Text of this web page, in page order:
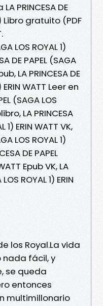
PRINCESA DE
Libro gratuito (PDF
LOS ROYAL 1)
DE PAPEL (SAGA
LA PRINCESA DE
ERIN WATT Leer en
(SAGA LOS
LA PRINCESA
1) ERIN WATT VK,
LOS ROYAL 1)
DE PAPEL
Epub VK, LA
ROYAL 1) ERIN
los Royal.La vida
nada fácil, y
se queda
entonces
multimillonario